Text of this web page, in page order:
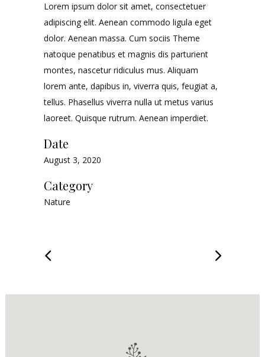
Lorem ipsum dolor sit amet, consectetuer
adipiscing elit. Aenean commodo ligula eget
dolor. Aenean massa. Cum sociis Theme
natoque penatibus et magnis dis parturient
montes, nascetur ridiculus mus. Aliquam
lorem ante, dapibus in, viverra quis, feugiat a,
tellus. Phasellus viverra nulla ut metus varius
laoreet. Quisque rutrum. Aenean imperdiet.
Date
August 3, 2020
Category
Nature